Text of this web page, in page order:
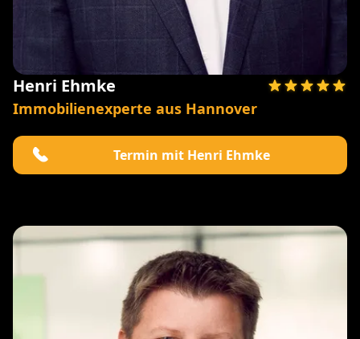
Henri Ehmke
Immobilienexperte aus Hannover
Termin mit Henri Ehmke